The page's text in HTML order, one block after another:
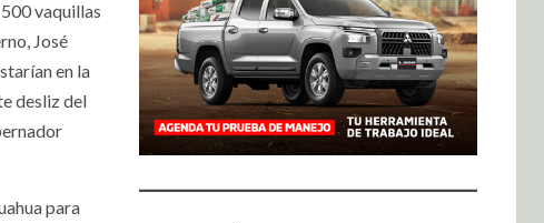
vaquillas
José
en la
desliz del
para